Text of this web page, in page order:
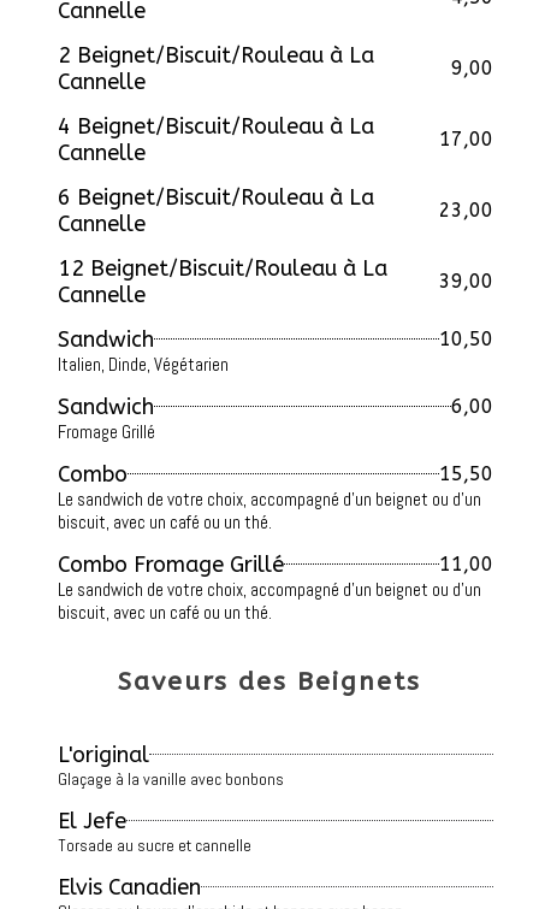
Cannelle
2 Beignet/Biscuit/Rouleau à La
Cannelle
9,00
4 Beignet/Biscuit/Rouleau à La
Cannelle
17,00
6 Beignet/Biscuit/Rouleau à La
Cannelle
23,00
12 Beignet/Biscuit/Rouleau à La
Cannelle
39,00
Sandwich
10,50
Italien, Dinde, Végétarien
Sandwich
6,00
Fromage Grillé
Combo
15,50
Le sandwich de votre choix, accompagné d'un beignet ou d'un
biscuit, avec un café ou un thé.
Combo Fromage Grillé
11,00
Le sandwich de votre choix, accompagné d'un beignet ou d'un
biscuit, avec un café ou un thé.
Saveurs des Beignets
L'original
Glaçage à la vanille avec bonbons
El Jefe
Torsade au sucre et cannelle
Elvis Canadien